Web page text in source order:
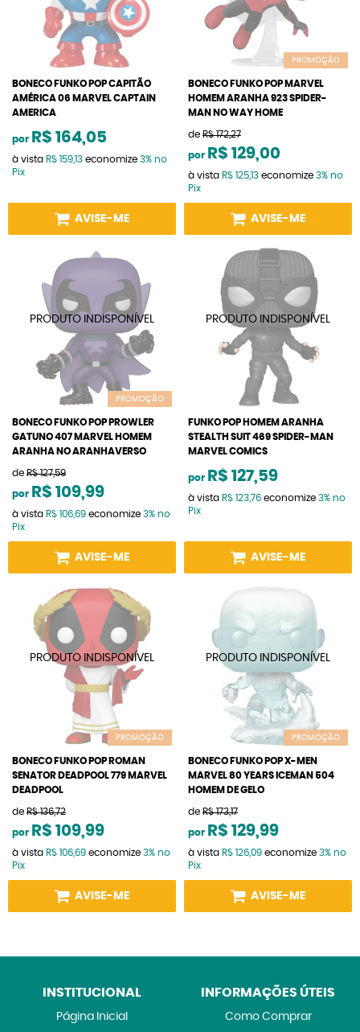
BONECO FUNKO POP CAPITÃO
AMÉRICA 06 MARVEL CAPTAIN
AMERICA
por R$ 164,05
à vista R$ 159,13 economize 3% no
Pix
AVISE-ME
PROMOÇÃO
BONECO FUNKO POP MARVEL
HOMEM ARANHA 923 SPIDER-
MAN NO WAY HOME
de R$ 172,27
por R$ 129,00
à vista R$ 125,13 economize 3% no
Pix
AVISE-ME
PROMOÇÃO
BONECO FUNKO POP PROWLER
GATUNO 407 MARVEL HOMEM
ARANHA NO ARANHAVERSO
de R$ 127,59
por R$ 109,99
à vista R$ 106,69 economize 3% no
Pix
AVISE-ME
FUNKO POP HOMEM ARANHA
STEALTH SUIT 469 SPIDER-MAN
MARVEL COMICS
por R$ 127,59
à vista R$ 123,76 economize 3% no
Pix
AVISE-ME
PROMOÇÃO
BONECO FUNKO POP ROMAN
SENATOR DEADPOOL 779 MARVEL
DEADPOOL
de R$ 136,72
por R$ 109,99
à vista R$ 106,69 economize 3% no
Pix
AVISE-ME
PROMOÇÃO
BONECO FUNKO POP X-MEN
MARVEL 80 YEARS ICEMAN 504
HOMEM DE GELO
de R$ 173,17
por R$ 129,99
à vista R$ 126,09 economize 3% no
Pix
AVISE-ME
INSTITUCIONAL
Página Inicial
INFORMAÇÕES ÚTEIS
Como Comprar